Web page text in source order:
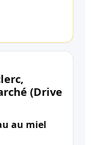
(Drive
au miel